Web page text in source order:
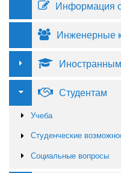
Информация
Инженерные
Студентам
Учеба
Студенческие
Социальные вопросы